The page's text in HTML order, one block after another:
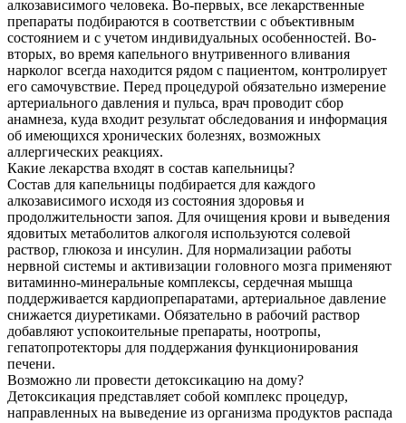
алкозависимого человека. Во-первых, все лекарственные
препараты подбираются в соответствии с объективным
состоянием и с учетом индивидуальных особенностей. Во-
вторых, во время капельного внутривенного вливания
нарколог всегда находится рядом с пациентом, контролирует
его самочувствие. Перед процедурой обязательно измерение
артериального давления и пульса, врач проводит сбор
анамнеза, куда входит результат обследования и информация
об имеющихся хронических болезнях, возможных
аллергических реакциях.
Какие лекарства входят в состав капельницы?
Состав для капельницы подбирается для каждого
алкозависимого исходя из состояния здоровья и
продолжительности запоя. Для очищения крови и выведения
ядовитых метаболитов алкоголя используются солевой
раствор, глюкоза и инсулин. Для нормализации работы
нервной системы и активизации головного мозга применяют
витаминно-минеральные комплексы, сердечная мышца
поддерживается кардиопрепаратами, артериальное давление
снижается диуретиками. Обязательно в рабочий раствор
добавляют успокоительные препараты, ноотропы,
гепатопротекторы для поддержания функционирования
печени.
Возможно ли провести детоксикацию на дому?
Детоксикация представляет собой комплекс процедур,
направленных на выведение из организма продуктов распада